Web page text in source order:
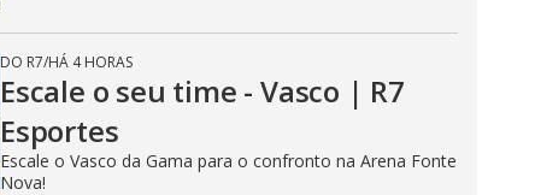
DO R7/HÁ 4 HORAS
Escale o seu time - Vasco | R7
Esportes
Escale o Vasco da Gama para o confronto na Arena Fonte
Nova!